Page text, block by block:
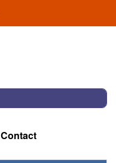
Contact